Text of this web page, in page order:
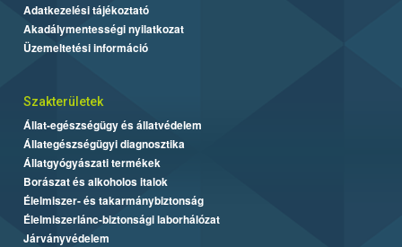
Adatkezelési tájékoztató
Akadálymentességi nyilatkozat
Üzemeltetési információ
Szakterületek
Állat-egészségügy és állatvédelem
Állategészségügyi diagnosztika
Állatgyógyászati termékek
Borászat és alkoholos italok
Élelmiszer- és takarmánybiztonság
Élelmiszerlánc-biztonsági laborhálózat
Járványvédelem